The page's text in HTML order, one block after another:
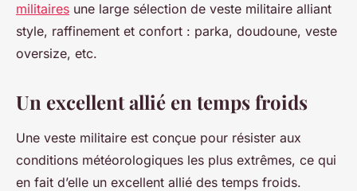
militaires une large sélection de veste militaire alliant
style, raffinement et confort : parka, doudoune, veste
oversize, etc.
Un excellent allié en temps froids
Une veste militaire est conçue pour résister aux
conditions météorologiques les plus extrêmes, ce qui
en fait d’elle un excellent allié des temps froids.